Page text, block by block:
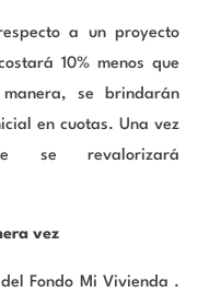
a un proyecto
10% menos que
se brindarán
en cuotas. Una vez
se revalorizará
vez
Fondo Mi Vivienda .